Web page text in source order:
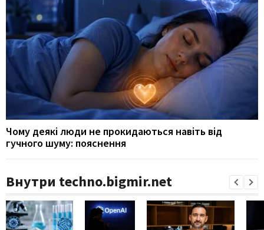
Чому деякі люди не прокидаються навіть від
гучного шуму: пояснення
Внутри techno.bigmir.net